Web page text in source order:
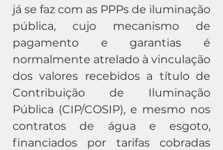
já se faz com as PPPs de iluminação
pública, cujo mecanismo de
pagamento e garantias é
normalmente atrelado à vinculação
dos valores recebidos a título de
Contribuição de Iluminação
Pública (CIP/COSIP), e mesmo nos
contratos de água e esgoto,
financiados por tarifas cobradas